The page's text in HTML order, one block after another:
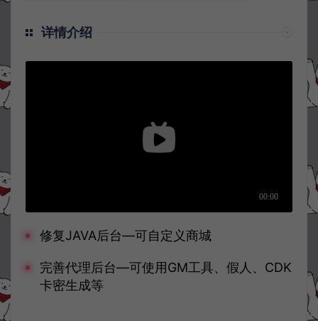
详情介绍
修复JAVA后台—可自定义商城
完善代理后台—可使用GM工具、假人、CDK
卡密生成等